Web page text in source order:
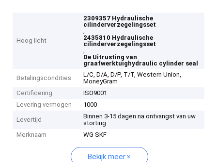
Hoog licht
2309357 Hydraulische
cilinderverzegelingsset
,
2435810 Hydraulische
cilinderverzegelingsset
,
De Uitrusting van
graafwerktuighydraulic cylinder seal
Betalingscondities
L/C, D/A, D/P, T/T, Western Union,
MoneyGram
Certificering
ISO9001
Levering vermogen
1000
Levertijd
Binnen 3-15 dagen na ontvangst van uw
storting
Merknaam
WG SKF
Bekijk meer